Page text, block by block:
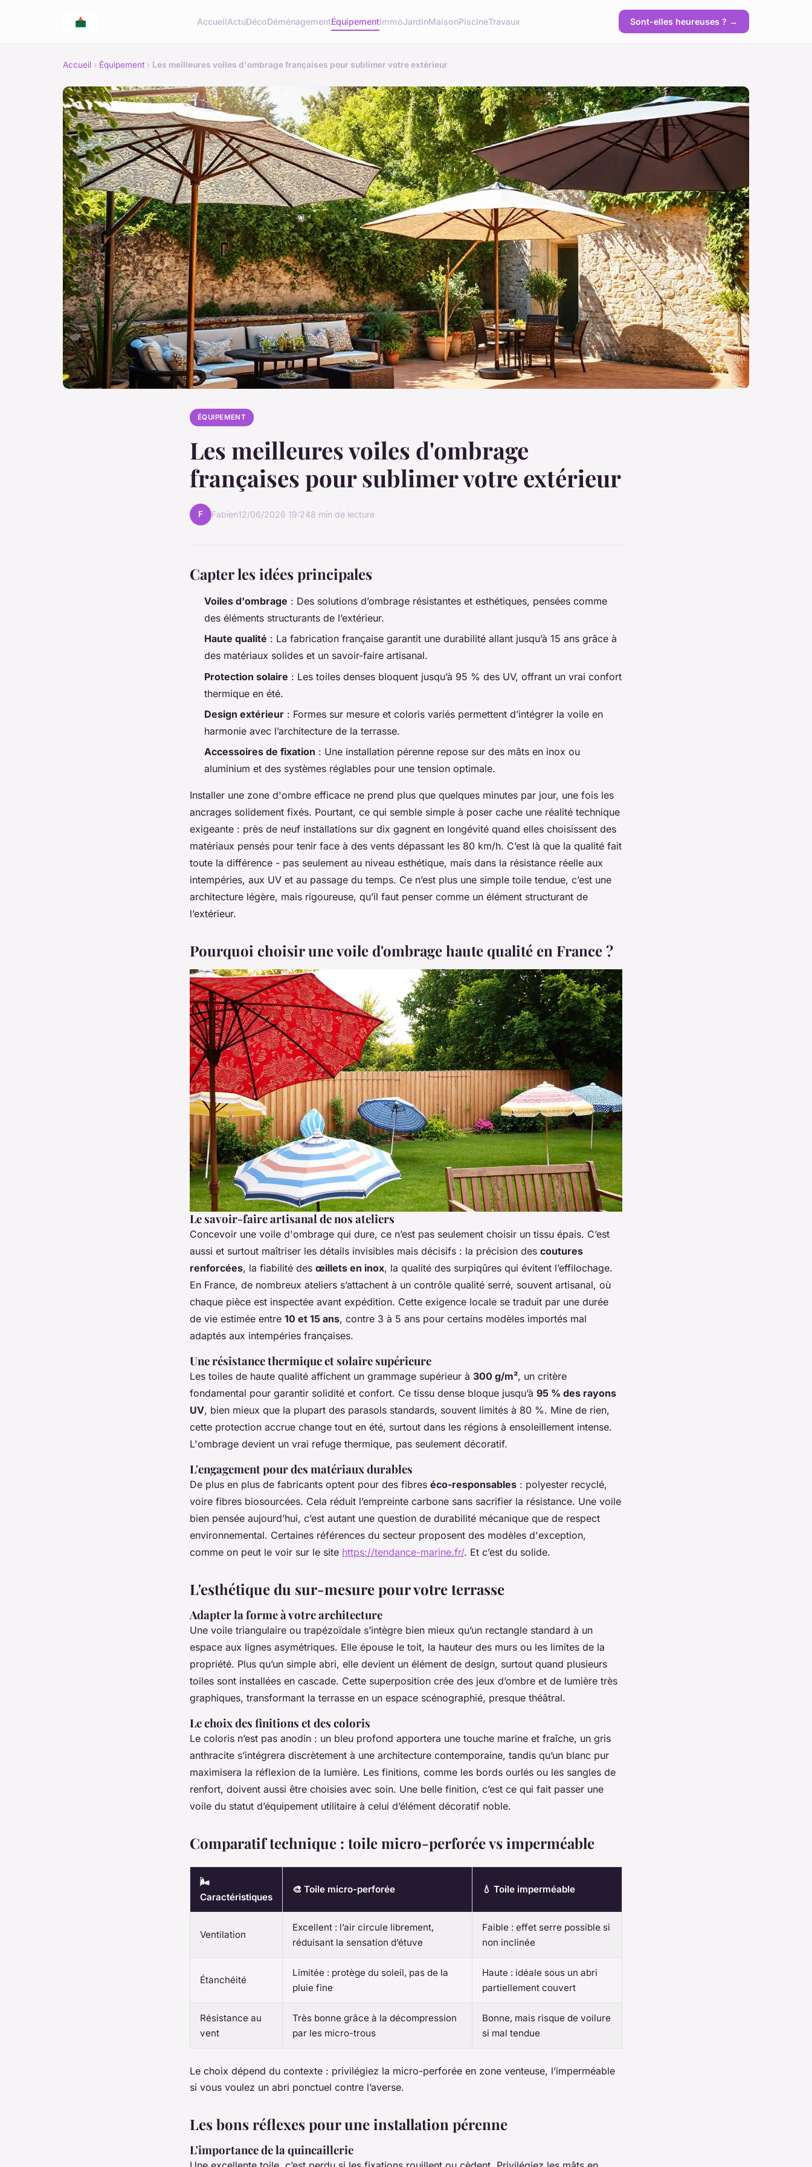
AccueilActuDécoDéménagementÉquipementImmoJardinMaisonPiscineTravaux Sont-elles heureuses ? →
Accueil › Équipement › Les meilleures voiles d'ombrage françaises pour sublimer votre extérieur
ÉQUIPEMENT
Les meilleures voiles d'ombrage
françaises pour sublimer votre extérieur
F Fabien12/06/2026 19:248 min de lecture
Capter les idées principales
Voiles d'ombrage : Des solutions d’ombrage résistantes et esthétiques, pensées comme
des éléments structurants de l’extérieur.
Haute qualité : La fabrication française garantit une durabilité allant jusqu’à 15 ans grâce à
des matériaux solides et un savoir-faire artisanal.
Protection solaire : Les toiles denses bloquent jusqu’à 95 % des UV, offrant un vrai confort
thermique en été.
Design extérieur : Formes sur mesure et coloris variés permettent d’intégrer la voile en
harmonie avec l’architecture de la terrasse.
Accessoires de fixation : Une installation pérenne repose sur des mâts en inox ou
aluminium et des systèmes réglables pour une tension optimale.
Installer une zone d'ombre efficace ne prend plus que quelques minutes par jour, une fois les
ancrages solidement fixés. Pourtant, ce qui semble simple à poser cache une réalité technique
exigeante : près de neuf installations sur dix gagnent en longévité quand elles choisissent des
matériaux pensés pour tenir face à des vents dépassant les 80 km/h. C’est là que la qualité fait
toute la différence - pas seulement au niveau esthétique, mais dans la résistance réelle aux
intempéries, aux UV et au passage du temps. Ce n’est plus une simple toile tendue, c’est une
architecture légère, mais rigoureuse, qu’il faut penser comme un élément structurant de
l’extérieur.
Pourquoi choisir une voile d'ombrage haute qualité en France ?
Le savoir-faire artisanal de nos ateliers
Concevoir une voile d'ombrage qui dure, ce n’est pas seulement choisir un tissu épais. C’est
aussi et surtout maîtriser les détails invisibles mais décisifs : la précision des coutures
renforcées, la fiabilité des œillets en inox, la qualité des surpiqûres qui évitent l’effilochage.
En France, de nombreux ateliers s’attachent à un contrôle qualité serré, souvent artisanal, où
chaque pièce est inspectée avant expédition. Cette exigence locale se traduit par une durée
de vie estimée entre 10 et 15 ans, contre 3 à 5 ans pour certains modèles importés mal
adaptés aux intempéries françaises.
Une résistance thermique et solaire supérieure
Les toiles de haute qualité affichent un grammage supérieur à 300 g/m², un critère
fondamental pour garantir solidité et confort. Ce tissu dense bloque jusqu’à 95 % des rayons
UV, bien mieux que la plupart des parasols standards, souvent limités à 80 %. Mine de rien,
cette protection accrue change tout en été, surtout dans les régions à ensoleillement intense.
L'ombrage devient un vrai refuge thermique, pas seulement décoratif.
L'engagement pour des matériaux durables
De plus en plus de fabricants optent pour des fibres éco-responsables : polyester recyclé,
voire fibres biosourcées. Cela réduit l’empreinte carbone sans sacrifier la résistance. Une voile
bien pensée aujourd’hui, c’est autant une question de durabilité mécanique que de respect
environnemental. Certaines références du secteur proposent des modèles d'exception,
comme on peut le voir sur le site https://tendance-marine.fr/. Et c’est du solide.
L'esthétique du sur-mesure pour votre terrasse
Adapter la forme à votre architecture
Une voile triangulaire ou trapézoïdale s’intègre bien mieux qu’un rectangle standard à un
espace aux lignes asymétriques. Elle épouse le toit, la hauteur des murs ou les limites de la
propriété. Plus qu’un simple abri, elle devient un élément de design, surtout quand plusieurs
toiles sont installées en cascade. Cette superposition crée des jeux d’ombre et de lumière très
graphiques, transformant la terrasse en un espace scénographié, presque théâtral.
Le choix des finitions et des coloris
Le coloris n’est pas anodin : un bleu profond apportera une touche marine et fraîche, un gris
anthracite s’intégrera discrètement à une architecture contemporaine, tandis qu’un blanc pur
maximisera la réflexion de la lumière. Les finitions, comme les bords ourlés ou les sangles de
renfort, doivent aussi être choisies avec soin. Une belle finition, c’est ce qui fait passer une
voile du statut d’équipement utilitaire à celui d’élément décoratif noble.
Comparatif technique : toile micro-perforée vs imperméable
🌬️
Caractéristiques
🎨 Toile micro-perforée 💧 Toile imperméable
Ventilation
Excellent : l’air circule librement,
réduisant la sensation d’étuve
Faible : effet serre possible si
non inclinée
Étanchéité
Limitée : protège du soleil, pas de la
pluie fine
Haute : idéale sous un abri
partiellement couvert
Résistance au
vent
Très bonne grâce à la décompression
par les micro-trous
Bonne, mais risque de voilure
si mal tendue
Le choix dépend du contexte : privilégiez la micro-perforée en zone venteuse, l’imperméable
si vous voulez un abri ponctuel contre l’averse.
Les bons réflexes pour une installation pérenne
L'importance de la quincaillerie